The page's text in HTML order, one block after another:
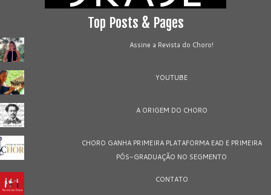
Top Posts & Pages
Assine a Revista do Choro!
YOUTUBE
A ORIGEM DO CHORO
CHORO GANHA PRIMEIRA PLATAFORMA EAD E PRIMEIRA
PÓS-GRADUAÇÃO NO SEGMENTO
CONTATO